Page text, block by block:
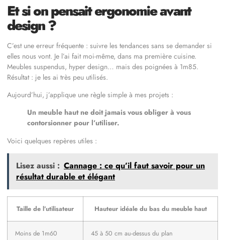
Et si on pensait ergonomie avant
design ?
C’est une erreur fréquente : suivre les tendances sans se demander si
elles nous vont. Je l’ai fait moi-même, dans ma première cuisine.
Meubles suspendus, hyper design… mais des poignées à 1m85.
Résultat : je les ai très peu utilisés.
Aujourd’hui, j’applique une règle simple à mes projets :
Un meuble haut ne doit jamais vous obliger à vous
contorsionner pour l’utiliser.
Voici quelques repères utiles :
Lisez aussi : Cannage : ce qu’il faut savoir pour un
résultat durable et élégant
Taille de l’utilisateur Hauteur idéale du bas du meuble haut
Moins de 1m60 45 à 50 cm au-dessus du plan